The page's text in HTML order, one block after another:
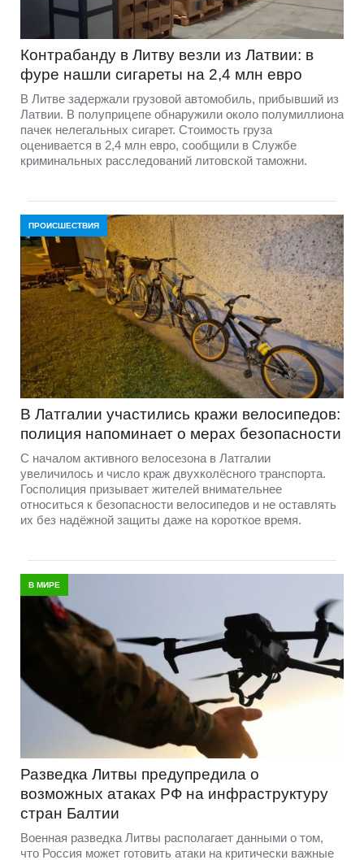
Контрабанду в Литву везли из Латвии: в
фуре нашли сигареты на 2,4 млн евро
В Литве задержали грузовой автомобиль, прибывший из
Латвии. В полуприцепе обнаружили около полумиллиона
пачек нелегальных сигарет. Стоимость груза
оценивается в 2,4 млн евро, сообщили в Службе
криминальных расследований литовской таможни.
ПРОИСШЕСТВИЯ
В Латгалии участились кражи велосипедов:
полиция напоминает о мерах безопасности
С началом активного велосезона в Латгалии
увеличилось и число краж двухколёсного транспорта.
Госполиция призывает жителей внимательнее
относиться к безопасности велосипедов и не оставлять
их без надёжной защиты даже на короткое время.
В МИРЕ
Разведка Литвы предупредила о
возможных атаках РФ на инфраструктуру
стран Балтии
Военная разведка Литвы располагает данными о том,
что Россия может готовить атаки на критически важные